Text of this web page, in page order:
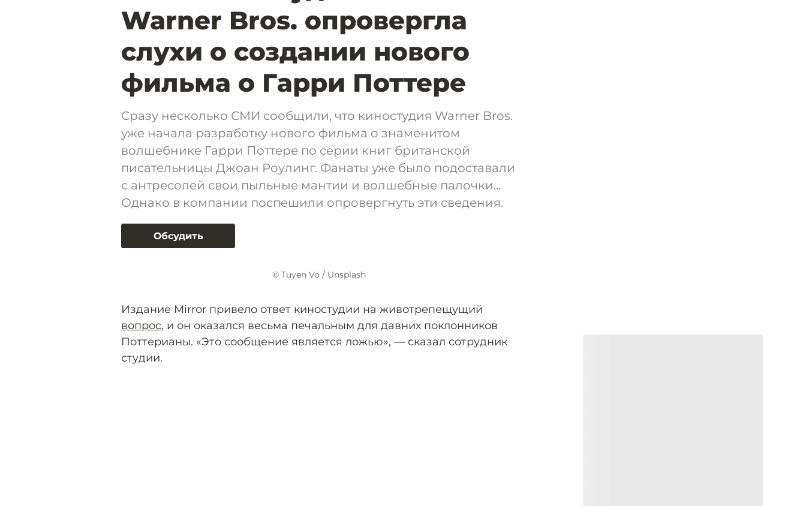
Warner Bros. опровергла
слухи о создании нового
фильма о Гарри Поттере
Сразу несколько СМИ сообщили, что киностудия Warner Bros.
уже начала разработку нового фильма о знаменитом
волшебнике Гарри Поттере по серии книг британской
писательницы Джоан Роулинг. Фанаты уже было подоставали
с антресолей свои пыльные мантии и волшебные палочки...
Однако в компании поспешили опровергнуть эти сведения.
Обсудить
© Tuyen Vo / Unsplash
Издание Mirror привело ответ киностудии на животрепещущий
вопрос, и он оказался весьма печальным для давних поклонников
Поттерианы. «Это сообщение является ложью», — сказал сотрудник
студии.